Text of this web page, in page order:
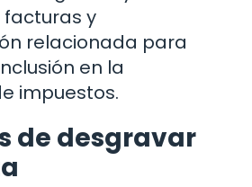
y
relacionada para
en la
impuestos.
de desgravar